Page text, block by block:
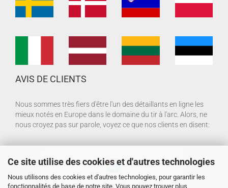
Ce site utilise des cookies et d'autres technologies
Nous utilisons des cookies et d'autres technologies, pour garantir les
fonctionnalités de base de notre site. Vous pouvez trouver plus
AVIS DE CLIENTS
Nous sommes très fiers d'être l'un des détaillants en ligne les
mieux notés en Europe dans le domaine du tir à l'arc. Alors, ne
nous croyez pas sur parole, voyez ce que nos clients en disent: